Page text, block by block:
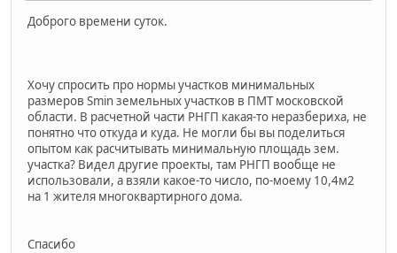
Доброго времени суток.
Хочу спросить про нормы участков минимальных
размеров Smin земельных участков в ПМТ московской
области. В расчетной части РНГП какая-то неразбериха, не
понятно что откуда и куда. Не могли бы вы поделиться
опытом как расчитывать минимальную площадь зем.
участка? Видел другие проекты, там РНГП вообще не
использовали, а взяли какое-то число, по-моему 10,4м2
на 1 жителя многоквартирного дома.
Спасибо